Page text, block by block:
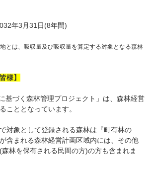
年3月31日(8年間)
とは、吸収量及び吸収量を算定する対象となる森林
様】
基づく森林管理プロジェクト」は、森林経営
こととなっています。
対象として登録される森林は『町有林の
含まれる森林経営計画区域内には、その他
林を保有される民間の方)の方も含まれま